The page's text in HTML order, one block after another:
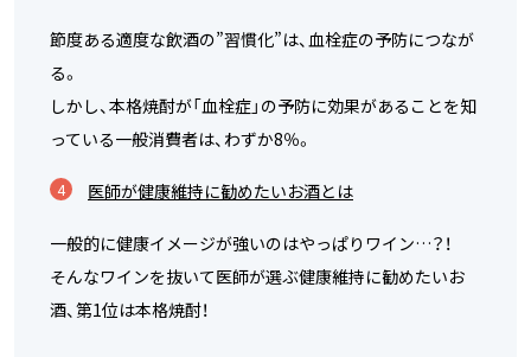
節度ある適度な飲酒の”習慣化”は、血栓症の予防につなが
る。
しかし、本格焼酎が「血栓症」の予防に効果があることを知
っている一般消費者は、わずか8％。
医師が健康維持に勧めたいお酒とは
一般的に健康イメージが強いのはやっぱりワイン…？！
そんなワインを抜いて医師が選ぶ健康維持に勧めたいお
酒、第1位は本格焼酎！